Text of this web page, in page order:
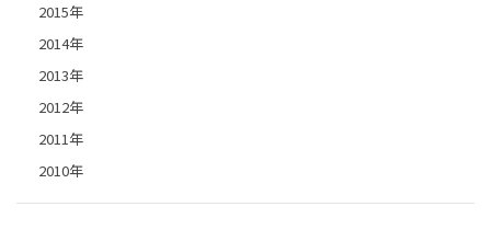
2015年
2014年
2013年
2012年
2011年
2010年